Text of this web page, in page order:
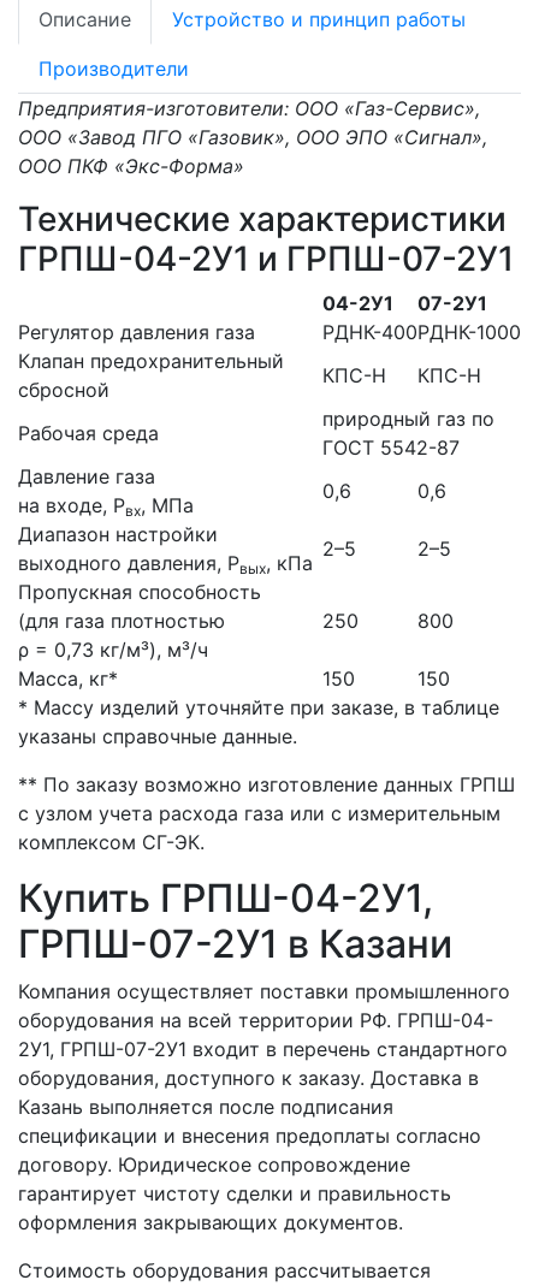
Описание Устройство и принцип работы
Производители
Предприятия-изготовители: ООО «Газ-Сервис»,
ООО «Завод ПГО «Газовик», ООО ЭПО «Сигнал»,
ООО ПКФ «Экс-Форма»
Технические характеристики
ГРПШ-04-2У1 и ГРПШ-07-2У1
04-2У1
07-2У1
Регулятор давления газа
РДНК-400РДНК-1000
Клапан предохранительный
сбросной
КПС-Н КПС-Н
Рабочая среда
природный газ по
ГОСТ 5542-87
Давление газа
на входе, Рвх, МПа
0,6
0,6
Диапазон настройки
выходного давления, Рвых, кПа
2–5
2–5
Пропускная способность
(для газа плотностью
ρ = 0,73 кг/м³), м³/ч
250 800
Масса, кг* 150
150
* Массу изделий уточняйте при заказе, в таблице
указаны справочные данные.
** По заказу возможно изготовление данных ГРПШ
с узлом учета расхода газа или с измерительным
комплексом СГ-ЭК.
Купить ГРПШ-04-2У1,
ГРПШ-07-2У1 в Казани
Компания осуществляет поставки промышленного
оборудования на всей территории РФ. ГРПШ-04-
2У1, ГРПШ-07-2У1 входит в перечень стандартного
оборудования, доступного к заказу. Доставка в
Казань выполняется после подписания
спецификации и внесения предоплаты согласно
договору. Юридическое сопровождение
гарантирует чистоту сделки и правильность
оформления закрывающих документов.
Стоимость оборудования рассчитывается